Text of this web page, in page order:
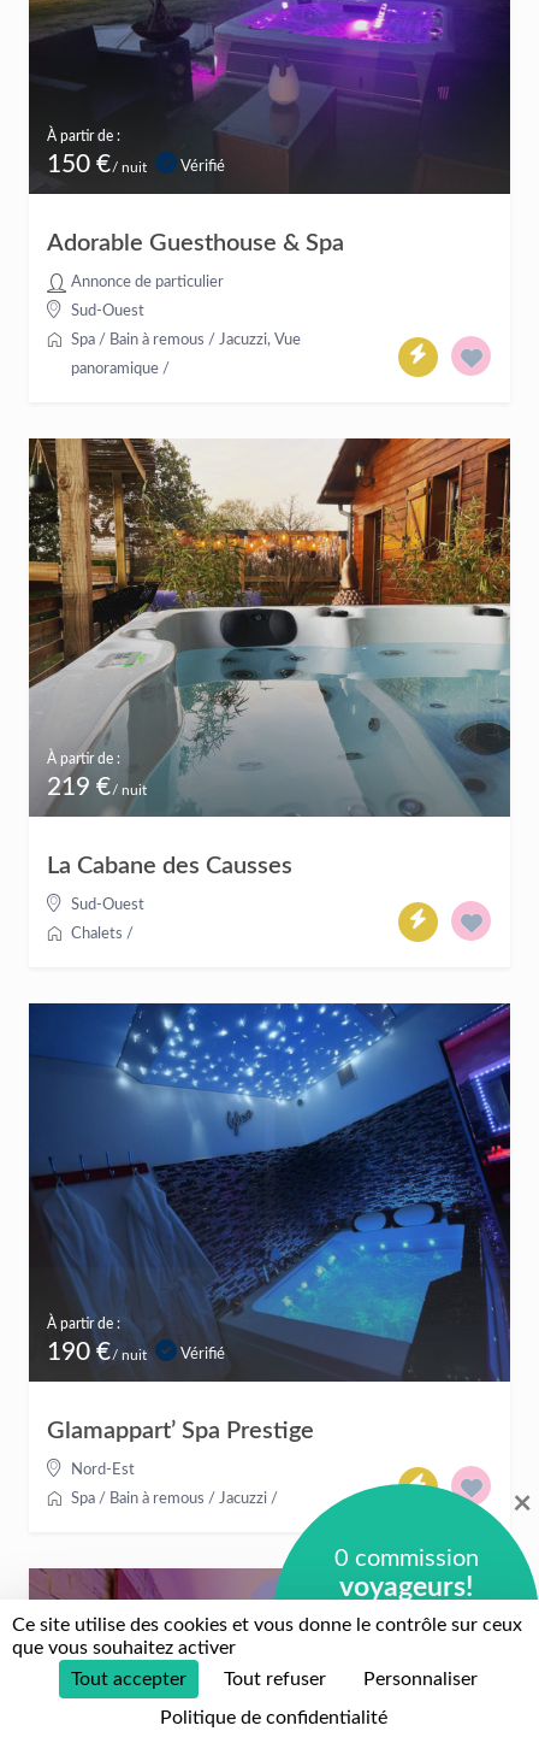
À partir de :
150 €/ nuit Vérifié
Adorable Guesthouse & Spa
Annonce de particulier
Sud-Ouest
Spa / Bain à remous / Jacuzzi, Vue
panoramique /
À partir de :
219 €/ nuit
La Cabane des Causses
Sud-Ouest
Chalets /
À partir de :
190 €/ nuit Vérifié
Glamappart’ Spa Prestige
Nord-Est
Spa / Bain à remous / Jacuzzi /
0 commission
voyageurs!
0 commission
×
Ce site utilise des cookies et vous donne le contrôle sur ceux
que vous souhaitez activer
Tout accepter
Tout refuser
Personnaliser
Politique de confidentialité